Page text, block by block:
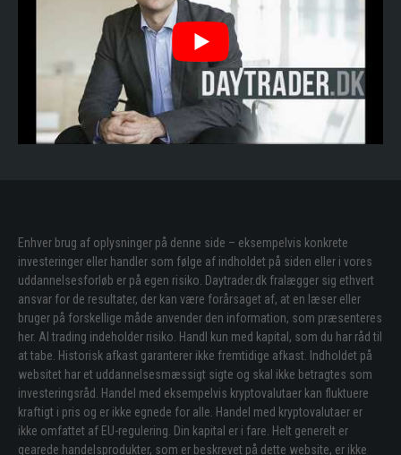
Enhver brug af oplysninger på denne side – eksempelvis konkrete
investeringer eller handler som følge af indholdet på siden eller i vores
uddannelsesforløb er på egen risiko. Daytrader.dk fralægger sig ethvert
ansvar for de resultater, der kan være forårsaget af, at en læser eller
bruger på forskellige måde anvender den information, som præsenteres
her. Al trading indeholder risiko. Handl kun med kapital, som du har råd til
at tabe. Historisk afkast garanterer ikke fremtidige afkast. Indholdet på
websitet har et uddannelsesmæssigt sigte og skal ikke betragtes som
investeringsråd. Handel med eksempelvis kryptovalutaer kan fluktuere
kraftigt i pris og er ikke egnede for alle. Handel med kryptovalutaer er
ikke omfattet af EU-regulering. Din kapital er i fare. Helt generelt er
gearede handelsprodukter, som er beskrevet på dette website, er ikke